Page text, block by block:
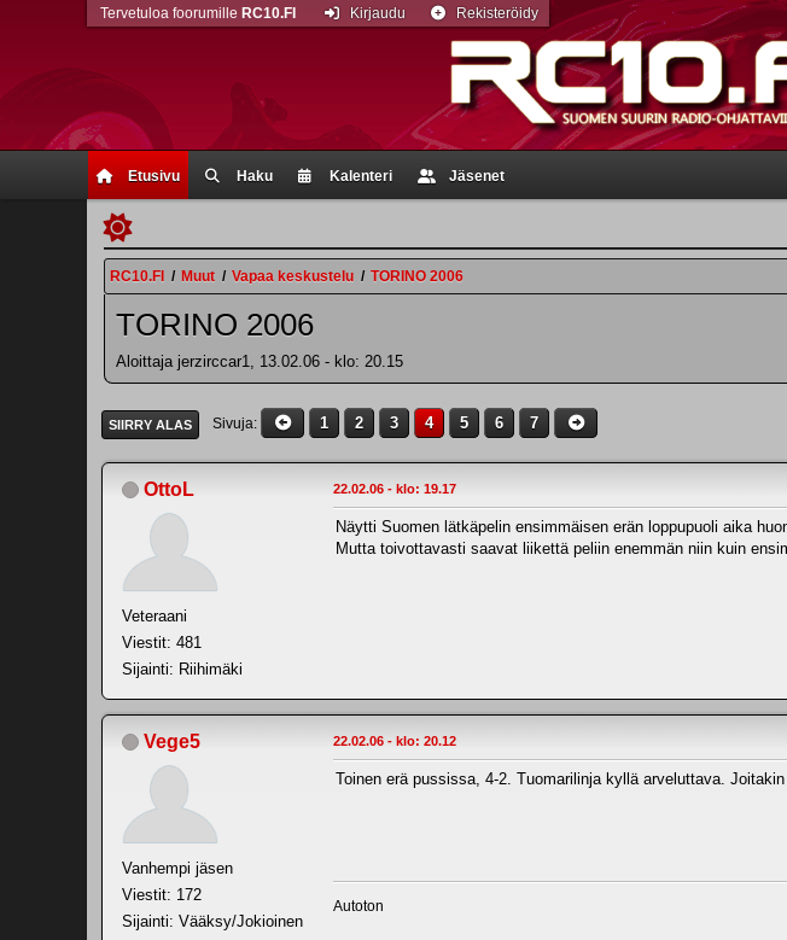
Etusivu Haku Kalenteri Jäsenet
Tervetuloa foorumille RC10.FI Kirjaudu Rekisteröidy
RC10.FI / Muut / Vapaa keskustelu / TORINO 2006
TORINO 2006
Aloittaja jerzirccar1, 13.02.06 - klo: 20.15
SIIRRY ALAS Sivuja 1 2 3 4 5 6 7
OttoL
Veteraani
Viestit: 481
Sijainti: Riihimäki
22.02.06 - klo: 19.17
Näytti Suomen lätkäpelin ensimmäisen erän loppupuoli aika
Mutta toivottavasti saavat liikettä peliin enemmän niin kuin
Vege5
Vanhempi jäsen
Viestit: 172
Sijainti: Vääksy/Jokioinen
22.02.06 - klo: 20.12
Toinen erä pussissa, 4-2. Tuomarilinja kyllä arveluttava.
Autoton